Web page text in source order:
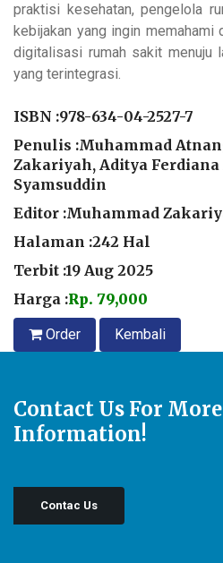
praktisi kesehatan, pengelola
kebijakan yang ingin memahami
digitalisasi rumah sakit menuju
yang terintegrasi.
ISBN :978-634-04-2527-7
Penulis :Muhammad
Zakariyah, Aditya
Syamsuddin
Editor :Muhammad
Halaman :242 Hal
Terbit :19 Aug 2025
Harga :Rp. 79,000
Order Kembali
Contact Us For
Information!
Contac Us